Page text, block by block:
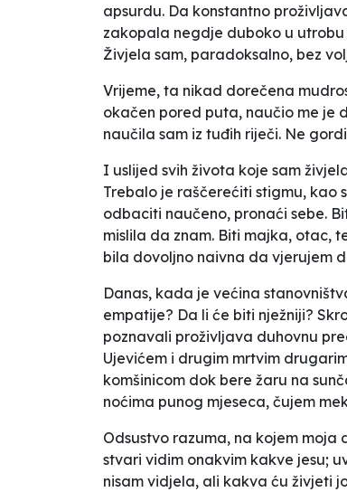
apsurdu. Da konstantno
zakopala negdje duboko u utrobu
Živjela sam, paradoksalno, bez
Vrijeme, ta nikad dorečena
okačen pored puta, naučio me je
naučila sam iz tuđih riječi. Ne
I uslijed svih života koje sam
Trebalo je raščerećiti stigmu, kao
odbaciti naučeno, pronaći sebe.
mislila da znam. Biti majka, otac,
bila dovoljno naivna da vjerujem
Danas, kada je većina
empatije? Da li će biti nježniji?
poznavali proživljava duhovnu
Ujevićem i drugim mrtvim
komšinicom dok bere žaru na
noćima punog mjeseca, čujem
Odsustvo razuma, na kojem
stvari vidim onakvim kakve jesu;
nisam vidjela, ali kakva ću živjeti